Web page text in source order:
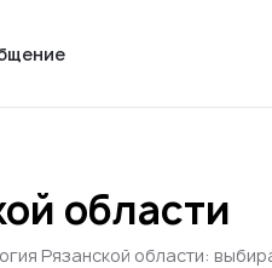
области
Рязанской области: